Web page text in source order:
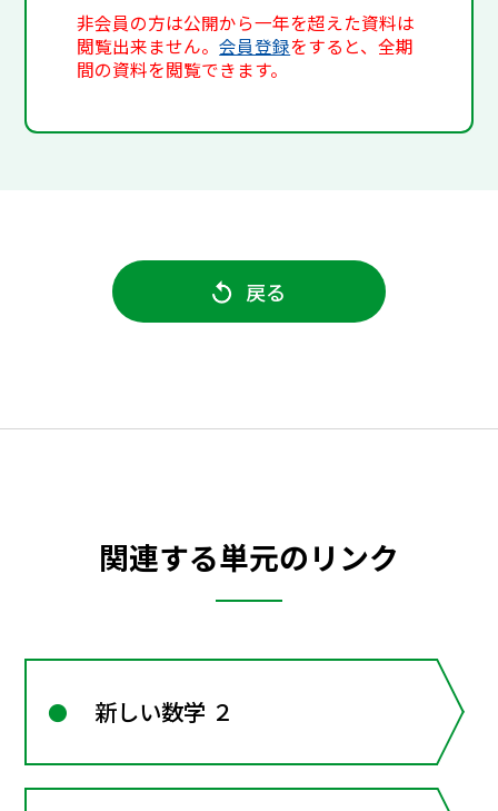
非会員の方は公開から一年を超えた資料は
閲覧出来ません。会員登録をすると、全期
間の資料を閲覧できます。
戻る
関連する単元のリンク
新しい数学 ２